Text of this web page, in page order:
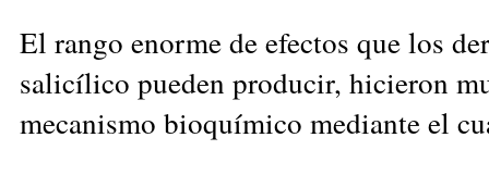
El rango enorme de efectos que los
salicílico pueden producir, hicieron
mecanismo bioquímico mediante el